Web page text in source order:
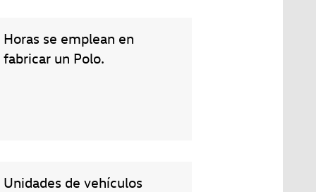
Horas se emplean en
fabricar un Polo.
Unidades de vehículos